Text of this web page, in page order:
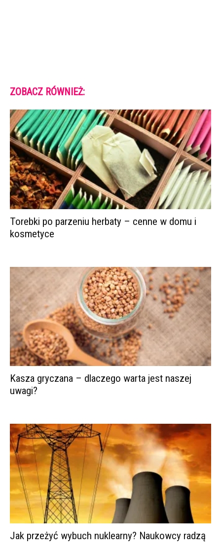
ZOBACZ RÓWNIEŻ:
Torebki po parzeniu herbaty – cenne w domu i
kosmetyce
Kasza gryczana – dlaczego warta jest naszej
uwagi?
Jak przeżyć wybuch nuklearny? Naukowcy radzą